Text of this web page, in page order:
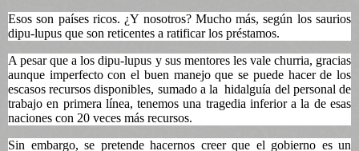
Esos son países ricos. ¿Y nosotros? Mucho más, según los saurios
dipu-lupus que son reticentes a ratificar los préstamos.
A pesar que a los dipu-lupus y sus mentores les vale churria, gracias
aunque imperfecto con el buen manejo que se puede hacer de los
escasos recursos disponibles, sumado a la hidalguía del personal de
trabajo en primera línea, tenemos una tragedia inferior a la de esas
naciones con 20 veces más recursos.
Sin embargo, se pretende hacernos creer que el gobierno es un